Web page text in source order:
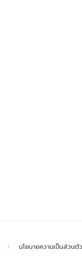
นโยบายความเป็นส่วนตัว